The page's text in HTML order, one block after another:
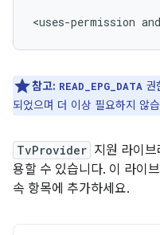
<uses-permission
참고: READ_EPG_DATA 권
되었으며 더 이상 필요하지 않
TvProvider 지원 라이
용할 수 있습니다. 이 라이
속 항목에 추가하세요.